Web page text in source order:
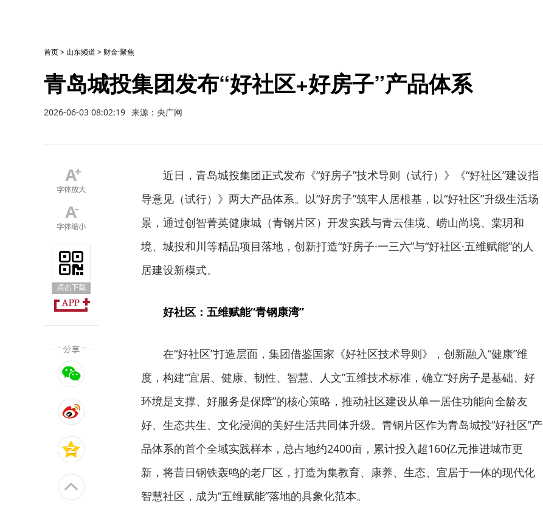
首页> 山东频道 > 财金·聚焦
青岛城投集团发布“好社区+好房子”产品体系
2026-06-03 08:02:19 来源：央广网
近日，青岛城投集团正式发布《“好房子”技术导则（试行）》《“好社区”建设指
导意见（试行）》两大产品体系。以“好房子”筑牢人居根基，以“好社区”升级生活场
景，通过创智菁英健康城（青钢片区）开发实践与青云佳境、崂山尚境、棠玥和
境、城投和川等精品项目落地，创新打造“好房子·一三六”与“好社区·五维赋能”的人
居建设新模式。
好社区：五维赋能“青钢康湾”
在“好社区”打造层面，集团借鉴国家《好社区技术导则》，创新融入“健康”维
度，构建“宜居、健康、韧性、智慧、人文”五维技术标准，确立“好房子是基础、好
环境是支撑、好服务是保障”的核心策略，推动社区建设从单一居住功能向全龄友
好、生态共生、文化浸润的美好生活共同体升级。青钢片区作为青岛城投“好社区”产
品体系的首个全域实践样本，总占地约2400亩，累计投入超160亿元推进城市更
新，将昔日钢铁轰鸣的老厂区，打造为集教育、康养、生态、宜居于一体的现代化
智慧社区，成为“五维赋能”落地的具象化范本。